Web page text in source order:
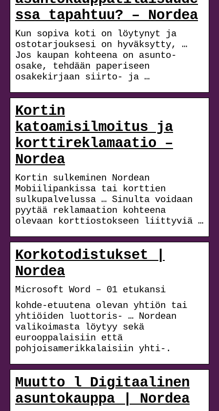
ssa tapahtuu? – Nordea
Kun sopiva koti on löytynyt ja
ostotarjouksesi on hyväksytty, …
Jos kaupan kohteena on asunto-
osake, tehdään paperiseen
osakekirjaan siirto- ja …
Kortin
katoamisilmoitus ja
korttireklamaatio –
Nordea
Kortin sulkeminen Nordean
Mobiilipankissa tai korttien
sulkupalvelussa … Sinulta voidaan
pyytää reklamaation kohteena
olevaan korttiostokseen liittyviä …
Korkotodistukset |
Nordea
Microsoft Word – 01 etukansi
kohde-etuutena olevan yhtiön tai
yhtiöiden luottoris- … Nordean
valikoimasta löytyy sekä
eurooppalaisiin että
pohjoisamerikkalaisiin yhti-.
Muutto l Digitaalinen
asuntokauppa | Nordea